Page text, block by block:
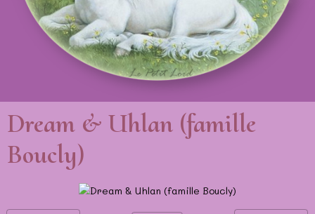
Dream & Uhlan (famille
Boucly)